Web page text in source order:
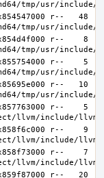
r--   48
r--    8
r--    5
r--   10
r--    5
r--    9
r--    7
r--   20